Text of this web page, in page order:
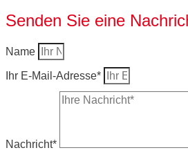
Senden Sie eine
Name
Ihr E-Mail-Adresse*
Nachricht*